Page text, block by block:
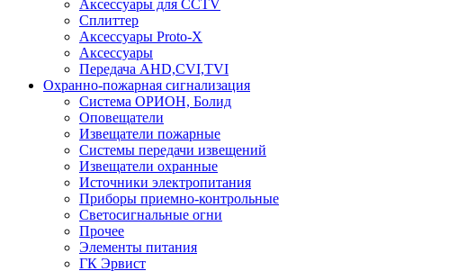
Аксессуары для CCTV
Сплиттер
Аксессуары Proto-X
Аксессуары
Передача AHD,CVI,TVI
Охранно-пожарная сигнализация
Система ОРИОН, Болид
Оповещатели
Извещатели пожарные
Системы передачи извещений
Извещатели охранные
Источники электропитания
Приборы приемно-контрольные
Светосигнальные огни
Прочее
Элементы питания
ГК Эрвист